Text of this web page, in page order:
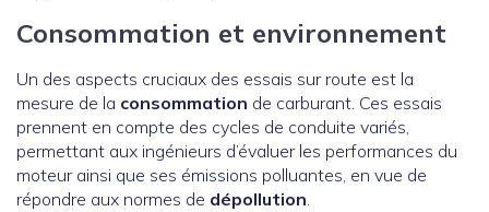
Consommation et environnement
Un des aspects cruciaux des essais sur route est la
mesure de la consommation de carburant. Ces essais
prennent en compte des cycles de conduite variés,
permettant aux ingénieurs d’évaluer les performances du
moteur ainsi que ses émissions polluantes, en vue de
répondre aux normes de dépollution.